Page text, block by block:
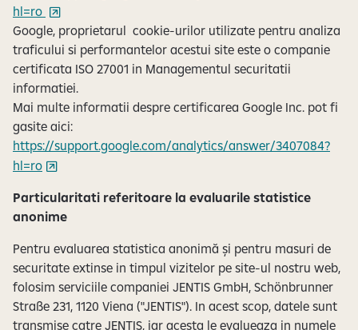
hl=ro
Google, proprietarul cookie-urilor utilizate pentru analiza
traficului si performantelor acestui site este o companie
certificata ISO 27001 in Managementul securitatii
informatiei.
Mai multe informatii despre certificarea Google Inc. pot fi
gasite aici:
https://support.google.com/analytics/answer/3407084?
hl=ro
Particularitati referitoare la evaluarile statistice
anonime
Pentru evaluarea statistica anonimă și pentru masuri de
securitate extinse in timpul vizitelor pe site-ul nostru web,
folosim serviciile companiei JENTIS GmbH, Schönbrunner
Straße 231, 1120 Viena ("JENTIS"). In acest scop, datele sunt
transmise catre JENTIS, iar acesta le evalueaza in numele